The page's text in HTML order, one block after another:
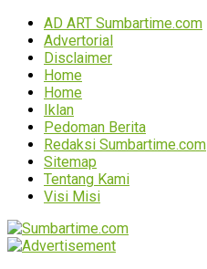
AD ART Sumbartime.com
Advertorial
Disclaimer
Home
Home
Iklan
Pedoman Berita
Redaksi Sumbartime.com
Sitemap
Tentang Kami
Visi Misi